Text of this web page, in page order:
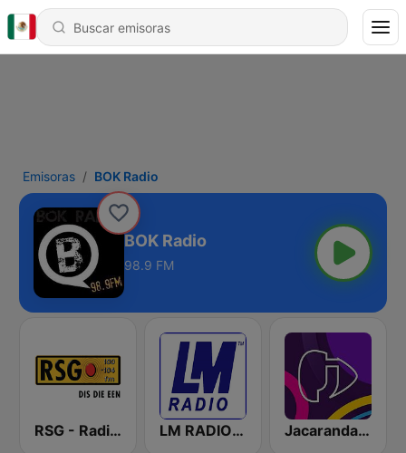
Emisoras BOK Radio
BOK Radio
98.9 FM
RSG - Radio Sonder Grense LM RADIO - Happy Listening !! Jacaranda FM